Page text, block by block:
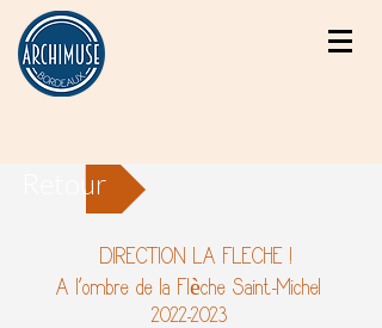
Retour
DIRECTION LA FLECHE !
A l'ombre de la Flèche Saint-Michel
2022-2023